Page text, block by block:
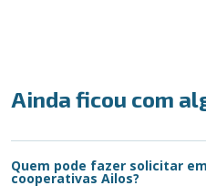
Ainda ficou com
Quem pode fazer solicitar
cooperativas Ailos?